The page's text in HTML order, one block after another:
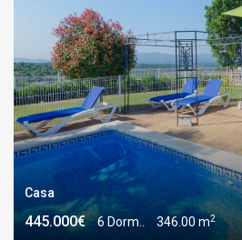
Casa
445.000€ 6 Dorm.. 346.00 m2